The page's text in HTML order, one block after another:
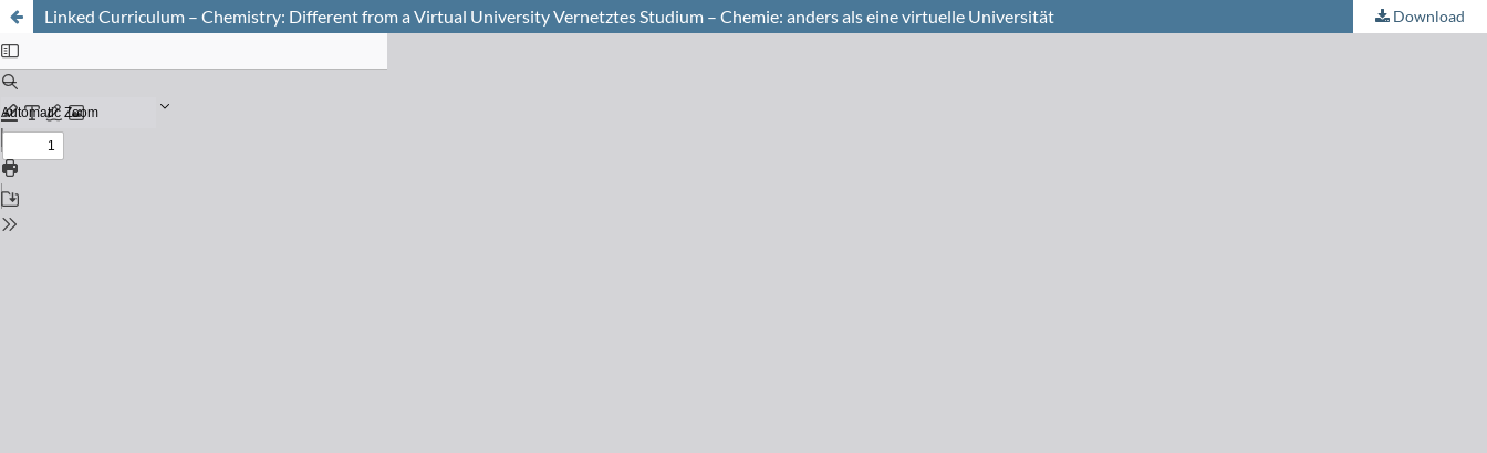
Linked Curriculum – Chemistry: Different from a Virtual University Vernetztes Studium – Chemie: anders als eine virtuelle Universität Download